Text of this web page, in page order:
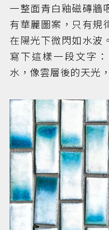
一整面青白釉磁磚牆
有華麗圖案，只有規
在陽光下微閃如水波
寫下這樣一段文字
水，像雲層後的天光